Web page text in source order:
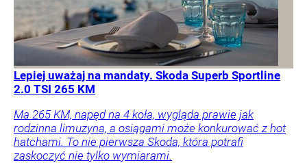
Lepiej uważaj na mandaty. Skoda Superb Sportline
2.0 TSI 265 KM
Ma 265 KM, napęd na 4 koła, wygląda prawie jak
rodzinna limuzyna, a osiągami może konkurować z hot
hatchami. To nie pierwsza Skoda, która potrafi
zaskoczyć nie tylko wymiarami.